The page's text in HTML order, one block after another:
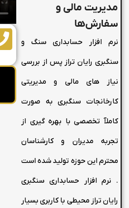
مدیریت مالی و
سفارش‌ها
نرم افزار حسابداری سنگ و
سنگبری رایان تراز پس از بررسی
نیاز های مالی و مدیریتی
کارخانجات سنگبری به صورت
کاملآ تخصصی با بهره گیری از
تجربه مدیران و کارشناسان
محترم این حوزه تولید شده است
. نرم افزار حسابداری سنگبری
رایان تراز محیطی با کاربری بسیار